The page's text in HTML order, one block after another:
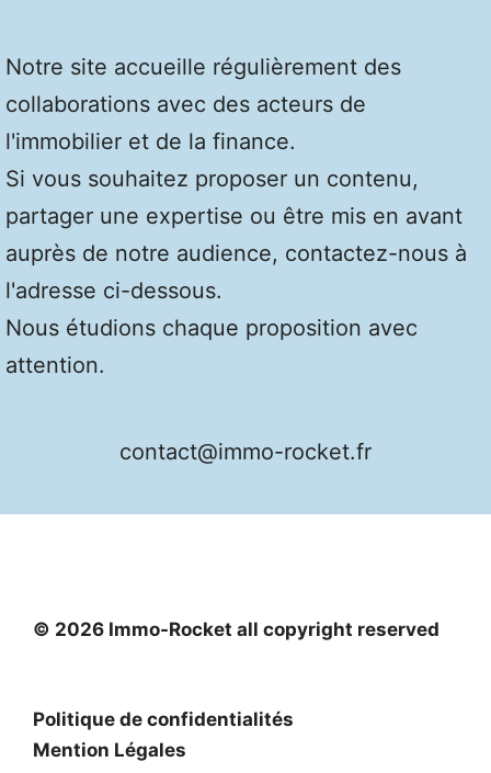
Notre site accueille régulièrement des
collaborations avec des acteurs de
l'immobilier et de la finance.
Si vous souhaitez proposer un contenu,
partager une expertise ou être mis en avant
auprès de notre audience, contactez-nous à
l'adresse ci-dessous.
Nous étudions chaque proposition avec
attention.
contact@immo-rocket.fr
© 2026 Immo-Rocket all copyright reserved
Politique de confidentialités
Mention Légales